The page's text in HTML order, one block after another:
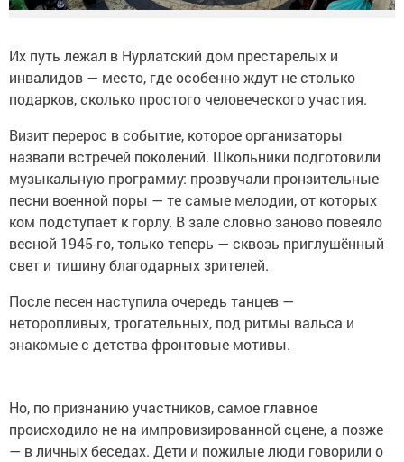
Их путь лежал в Нурлатский дом престарелых и
инвалидов — место, где особенно ждут не столько
подарков, сколько простого человеческого участия.
Визит перерос в событие, которое организаторы
назвали встречей поколений. Школьники подготовили
музыкальную программу: прозвучали пронзительные
песни военной поры — те самые мелодии, от которых
ком подступает к горлу. В зале словно заново повеяло
весной 1945-го, только теперь — сквозь приглушённый
свет и тишину благодарных зрителей.
После песен наступила очередь танцев —
неторопливых, трогательных, под ритмы вальса и
знакомые с детства фронтовые мотивы.
Но, по признанию участников, самое главное
происходило не на импровизированной сцене, а позже
— в личных беседах. Дети и пожилые люди говорили о